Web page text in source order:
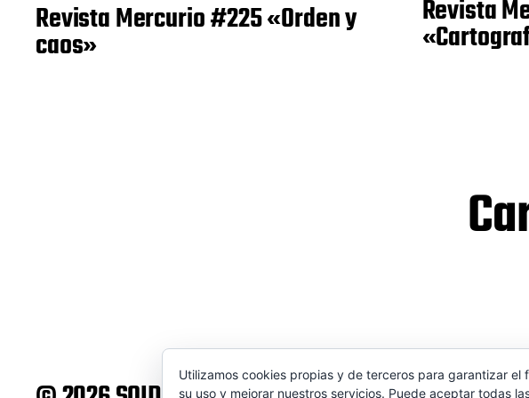
Revista
Revista Mercurio #225 «Orden y
caos»
Utilizamos cookies propias y de terceros para garantizar el
su uso y mejorar nuestros servicios. Puede aceptar todas